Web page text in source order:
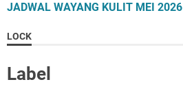
JADWAL WAYANG KULIT MEI 2026
LOCK
Label